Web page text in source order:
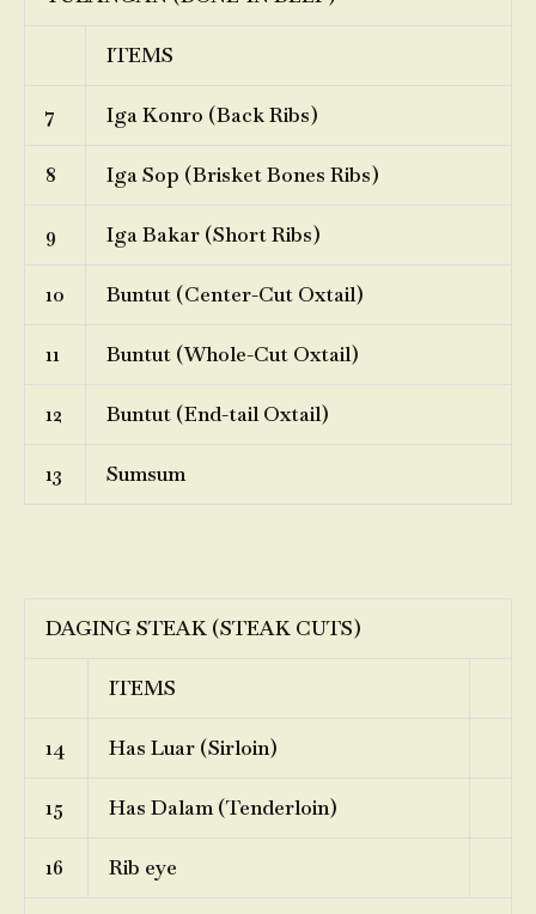
ITEMS
7 Iga Konro (Back Ribs)
8 Iga Sop (Brisket Bones Ribs)
9 Iga Bakar (Short Ribs)
10 Buntut (Center-Cut Oxtail)
11 Buntut (Whole-Cut Oxtail)
12 Buntut (End-tail Oxtail)
13 Sumsum
DAGING STEAK (STEAK CUTS)
ITEMS
14 Has Luar (Sirloin)
15 Has Dalam (Tenderloin)
16 Rib eye